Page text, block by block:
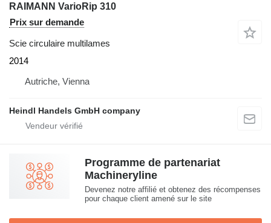
RAIMANN VarioRip 310
Prix sur demande
Scie circulaire multilames
2014
Autriche, Vienna
Heindl Handels GmbH company
Programme de partenariat
Machineryline
Devenez notre affilié et obtenez des récompenses
pour chaque client amené sur le site